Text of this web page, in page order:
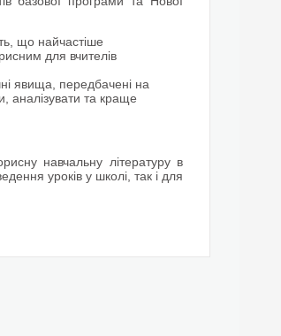
що найчастіше
для вчителів
явища, передбачені на
аналізувати та краще
навчальну літературу в
уроків у школі, так і для